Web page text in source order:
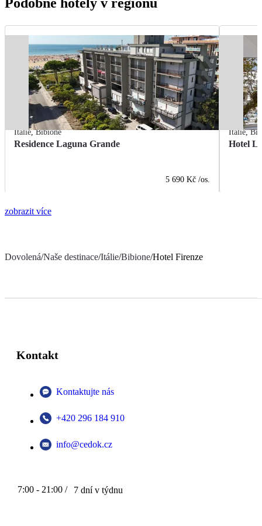
Podobné hotely v regionu
Itálie,Bibione
Residence Laguna Grande
5 690 Kč /os.
Itálie,
Hotel
zobrazit více
Dovolená/Naše destinace/Itálie/Bibione/Hotel Firenze
Kontakt
Kontaktujte nás
+420 296 184 910
info@cedok.cz
7:00 - 21:00 / 7 dní v týdnu